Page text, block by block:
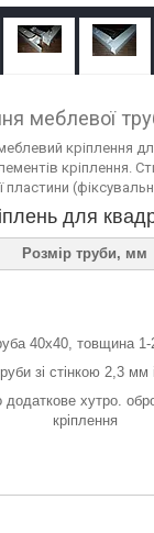
меблевої
кріплення
кріплення.
пластини
для
Розмір труби, мм
40х40, товщина
зі стінкою 2,3 мм
додаткове хутро.
кріплення